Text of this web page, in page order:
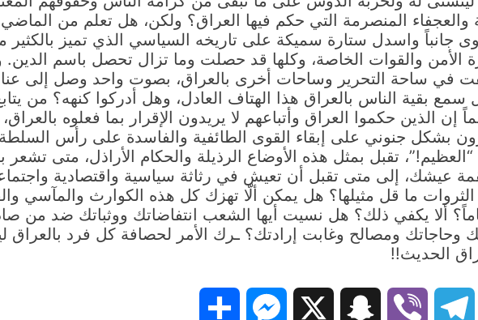
المنصرمة التي حكم فيها العراق؟ ولكن، هل تعلم من
جانباً واسدل ستارة سميكة على تاريخه السياسي الذي تميز بالكثير
والقوات الخاصة، وكلها قد حصلت وما تزال تحصل باسم
في ساحة التحرير وساحات أخرى بالعراق، بصوت واحد وصل إلى عنان
سمع بقية الناس بالعراق هذا الهتاف العادل، وهل أدركوا كنهه؟ من
إن الذين حكموا العراق وأتباعهم لا يريدون الإقرار بما فعلوه
بشكل جنوني على إبقاء القوى الطائفية والفاسدة على رأس
تقبل بمثل هذه الأوضاع الرذيلة والحكام الأراذل، متى
عيشك، إلى متى تقبل أن تعيش في رثاثة سياسية واقتصادية
ما قل مثيلها؟ هل يمكن ألّا تهزك كل هذه الكوارث والمآسي
عشتها منذ 15 عاماً؟ ألا يكفي ذلك؟ هل نسيت أيها الشعب انتفاضاتك
ومصالح وغابت إرادتك؟ ـرك الأمر لحصافة كل فرد
الحديث!!
WhatsApp
Telegram
Viber
Snapchat
Messenger